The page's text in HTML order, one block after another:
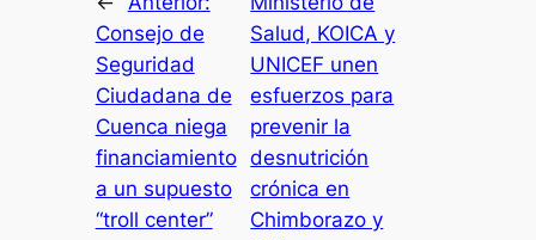
Consejo de
Seguridad
Ciudadana de
Cuenca niega
financiamiento
a un supuesto
“troll center”
Salud, KOICA y
UNICEF unen
esfuerzos para
prevenir la
desnutrición
crónica en
Chimborazo y